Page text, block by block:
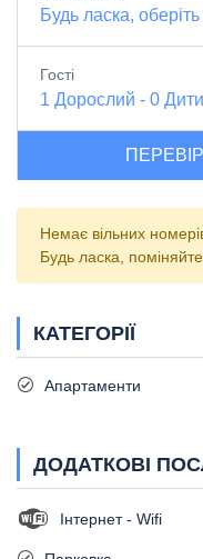
Будь ласка, оберіть
Гості
1 Дорослий - 0
Немає вільних
Будь ласка,
КАТЕГОРІЇ
Апартаменти
ДОДАТКОВІ
Інтернет - Wifi